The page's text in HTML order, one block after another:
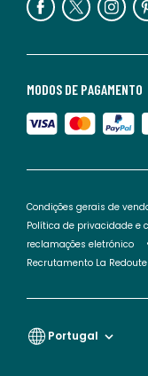
MODOS DE PAGAMENTO
Condições gerais de
Política de privacidade e
reclamações eletrónico
Recrutamento La Redoute
Portugal